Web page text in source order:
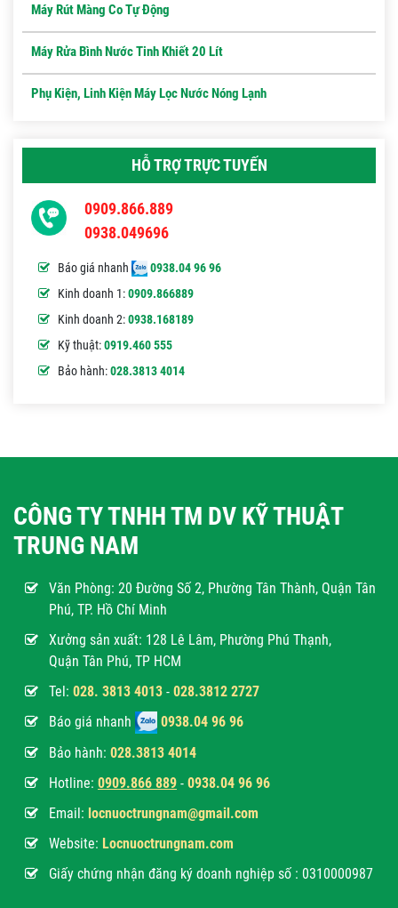
Máy Rút Màng Co Tự Động
Máy Rửa Bình Nước Tinh Khiết 20 Lít
Phụ Kiện, Linh Kiện Máy Lọc Nước Nóng Lạnh
HỖ TRỢ TRỰC TUYẾN
0909.866.889
0938.049696
Báo giá nhanh
0938.04 96 96
Kinh doanh 1:0909.866889
Kinh doanh 2:0938.168189
Kỹ thuật:0919.460 555
Bảo hành:028.3813 4014
CÔNG TY TNHH TM DV KỸ THUẬT
TRUNG NAM
Văn Phòng: 20 Đường Số 2, Phường Tân Thành, Quận Tân
Phú, TP. Hồ Chí Minh
Xưởng sản xuất: 128 Lê Lâm, Phường Phú Thạnh,
Quận Tân Phú, TP HCM
Tel: 028. 3813 4013 - 028.3812 2727
Báo giá nhanh
0938.04 96 96
Bảo hành: 028.3813 4014
Hotline: 0909.866 889 - 0938.04 96 96
Email: locnuoctrungnam@gmail.com
Website: Locnuoctrungnam.com
Giấy chứng nhận đăng ký doanh nghiệp số : 0310000987